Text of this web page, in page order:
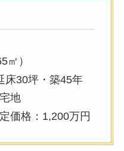
㎡）
床30坪・築45年
地
価格：1,200万円